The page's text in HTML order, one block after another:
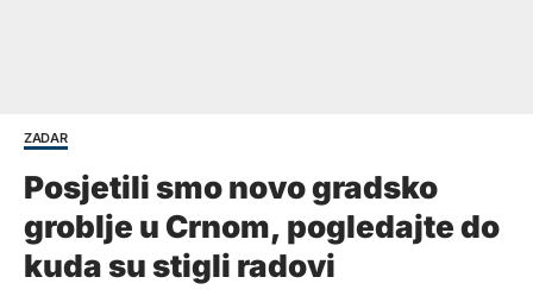
ZADAR
Posjetili smo novo gradsko
groblje u Crnom, pogledajte do
kuda su stigli radovi